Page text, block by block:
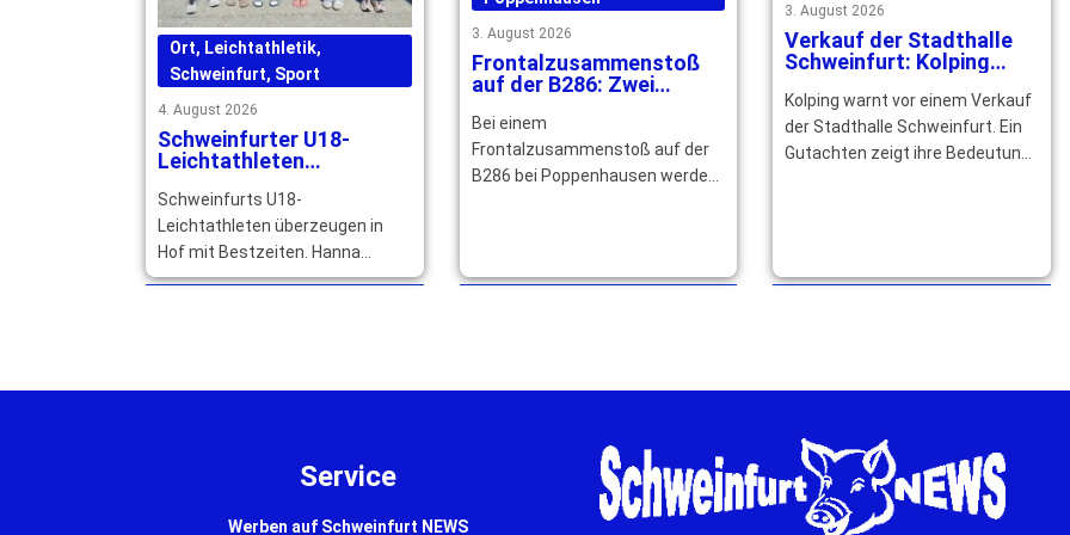
Ort, Leichtathletik,
Schweinfurt, Sport
4. August 2026
Schweinfurter U18-
Leichtathleten
Bestzeiten und starken
Platzierungen
Schweinfurts U18-
Leichtathleten überzeugen in
Hof mit Bestzeiten. Hanna
Hümmer startet erfolgreich mit
3. August 2026
Frontalzusammenstoß
auf der B286: Zwei
schwerverletzt Kind drei
Jahre leichtverletzt
Bei einem
Frontalzusammenstoß auf der
B286 bei Poppenhausen werden
3. August 2026
Verkauf der Stadthalle
Schweinfurt: Kolping
Kolping warnt vor einem Verkauf
der Stadthalle Schweinfurt. Ein
Gutachten zeigt ihre Bedeutung
Service
Werben auf Schweinfurt NEWS